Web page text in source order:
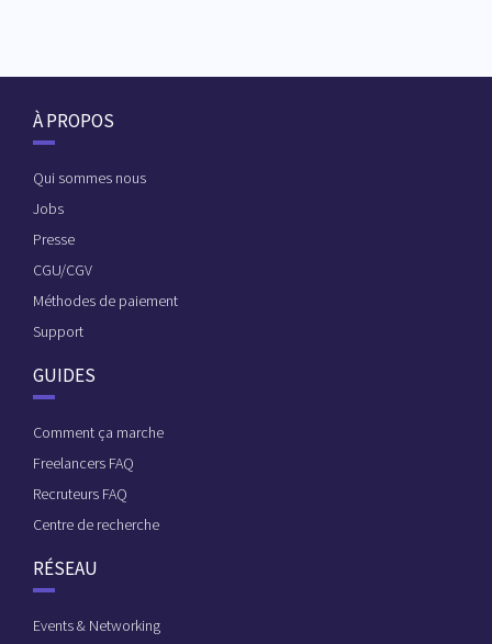
À PROPOS
Qui sommes nous
Jobs
Presse
CGU/CGV
Méthodes de paiement
Support
GUIDES
Comment ça marche
Freelancers FAQ
Recruteurs FAQ
Centre de recherche
RÉSEAU
Events & Networking